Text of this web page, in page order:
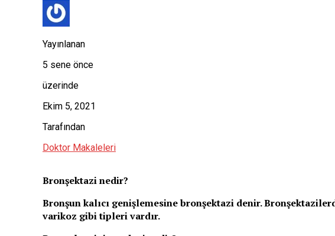
Yayınlanan
5 sene önce
üzerinde
Ekim 5, 2021
Tarafından
Doktor Makaleleri
Bronşektazi nedir?
Bronşun kalıcı genişlemesine bronşektazi denir.
varikoz gibi tipleri vardır.